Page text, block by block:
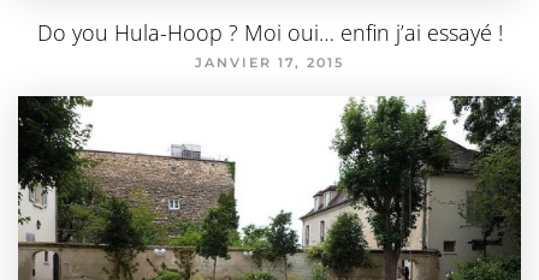
Do you Hula-Hoop ? Moi oui… enfin j’ai essayé !
JANVIER 17, 2015